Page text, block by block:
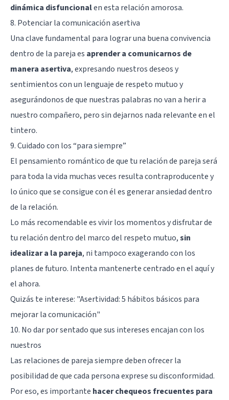
dinámica disfuncionalen esta relación amorosa.
8. Potenciar la comunicación asertiva
Una clave fundamental para lograr una buena convivencia
dentro de la pareja es aprender a comunicarnos de
manera asertiva, expresando nuestros deseos y
sentimientos con un lenguaje de respeto mutuo y
asegurándonos de que nuestras palabras no van a herir a
nuestro compañero, pero sin dejarnos nada relevante en el
tintero.
9. Cuidado con los “para siempre”
El pensamiento romántico de que tu relación de pareja será
para toda la vida muchas veces resulta contraproducente y
lo único que se consigue con él es generar ansiedad dentro
de la relación.
Lo más recomendable es vivir los momentos y disfrutar de
tu relación dentro del marco del respeto mutuo,sin
idealizar a la pareja, ni tampoco exagerando con los
planes de futuro. Intenta mantenerte centrado en el aquí y
el ahora.
Quizás te interese: "Asertividad: 5 hábitos básicos para
mejorar la comunicación"
10. No dar por sentado que sus intereses encajan con los
nuestros
Las relaciones de pareja siempre deben ofrecer la
posibilidad de que cada persona exprese su disconformidad.
Por eso, es importante hacer chequeos frecuentes para